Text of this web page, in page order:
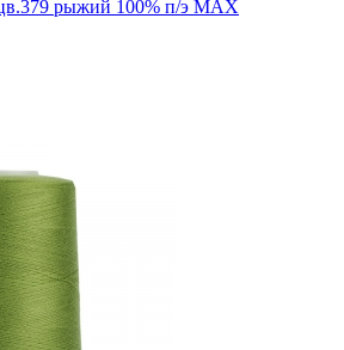
рыжий 100% п/э MAX